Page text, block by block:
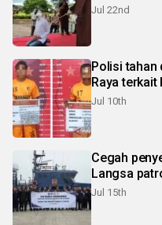
Jul 22nd
Polisi tahan
Raya
Jul 10th
Cegah
Langsa
Jul 15th